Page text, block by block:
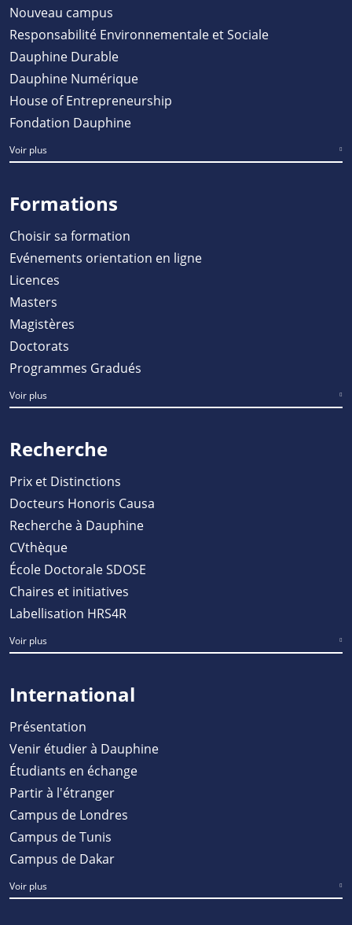
Nouveau campus
Responsabilité Environnementale et Sociale
Dauphine Durable
Dauphine Numérique
House of Entrepreneurship
Fondation Dauphine
Voir plus
Formations
Choisir sa formation
Evénements orientation en ligne
Licences
Masters
Magistères
Doctorats
Programmes Gradués
Voir plus
Recherche
Prix et Distinctions
Docteurs Honoris Causa
Recherche à Dauphine
CVthèque
École Doctorale SDOSE
Chaires et initiatives
Labellisation HRS4R
Voir plus
International
Présentation
Venir étudier à Dauphine
Étudiants en échange
Partir à l'étranger
Campus de Londres
Campus de Tunis
Campus de Dakar
Voir plus